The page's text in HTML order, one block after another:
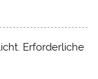
Erforderliche